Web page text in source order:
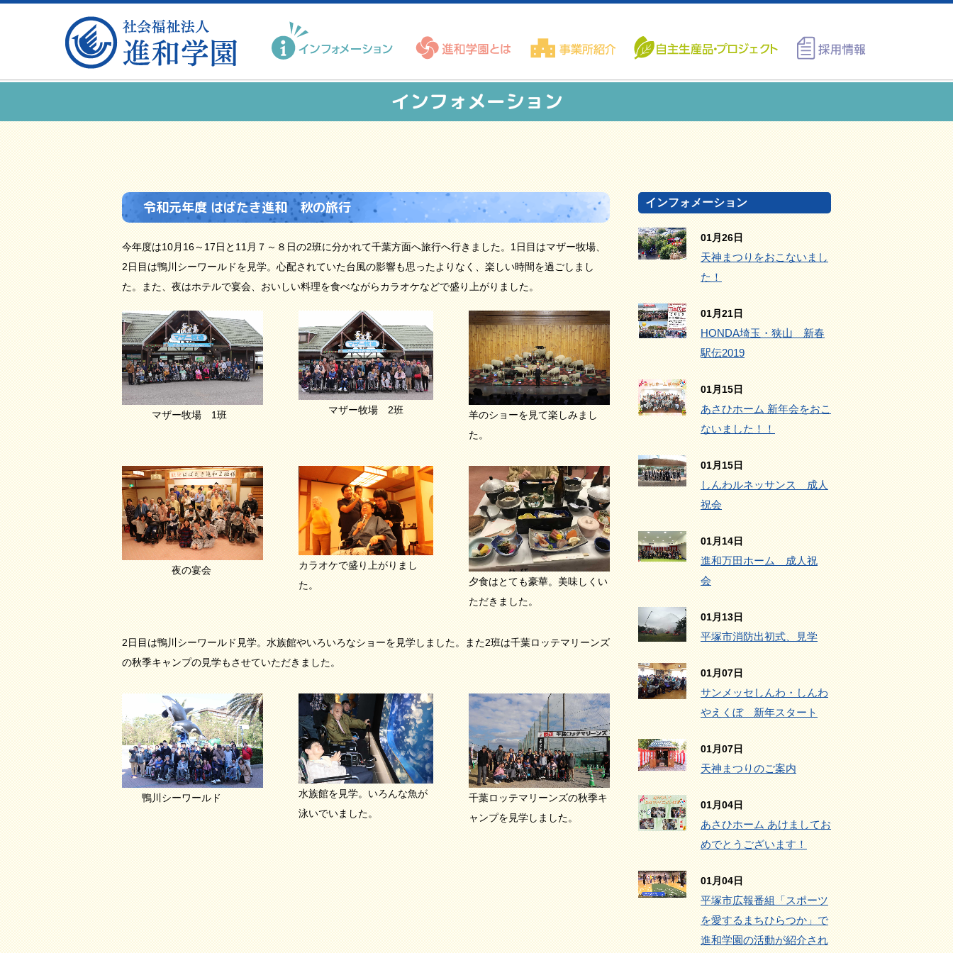
インフォメーション
令和元年度 はばたき進和 秋の旅行
今年度は10月16～17日と11月７～８日の2班に分かれて千葉方面へ旅行へ行きました。1日目はマザー牧場、
2日目は鴨川シーワールドを見学。心配されていた台風の影響も思ったよりなく、楽しい時間を過ごしまし
た。また、夜はホテルで宴会、おいしい料理を食べながらカラオケなどで盛り上がりました。
マザー牧場 1班 マザー牧場 2班
羊のショーを見て楽しみまし
た。
夜の宴会
カラオケで盛り上がりまし
た。
夕食はとても豪華。美味しくい
ただきました。
2日目は鴨川シーワールド見学。水族館やいろいろなショーを見学しました。また2班は千葉ロッテマリーンズ
の秋季キャンプの見学もさせていただきました。
鴨川シーワールド
水族館を見学。いろんな魚が
泳いでいました。
千葉ロッテマリーンズの秋季キ
ャンプを見学しました。
インフォメーション
01月26日
天神まつりをおこないまし
た！
01月21日
HONDA埼玉・狭山 新春
駅伝2019
01月15日
あさひホーム 新年会をおこ
ないました！！
01月15日
しんわルネッサンス 成人
祝会
01月14日
進和万田ホーム 成人祝
会
01月13日
平塚市消防出初式、見学
01月07日
サンメッセしんわ・しんわ
やえくぼ 新年スタート
01月07日
天神まつりのご案内
01月04日
あさひホーム あけましてお
めでとうございます！
01月04日
平塚市広報番組「スポーツ
を愛するまちひらつか」で
進和学園の活動が紹介され